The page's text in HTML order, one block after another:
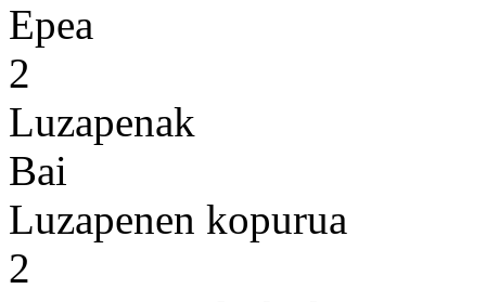
Epea
2
Luzapenak
Bai
Luzapenen kopurua
2